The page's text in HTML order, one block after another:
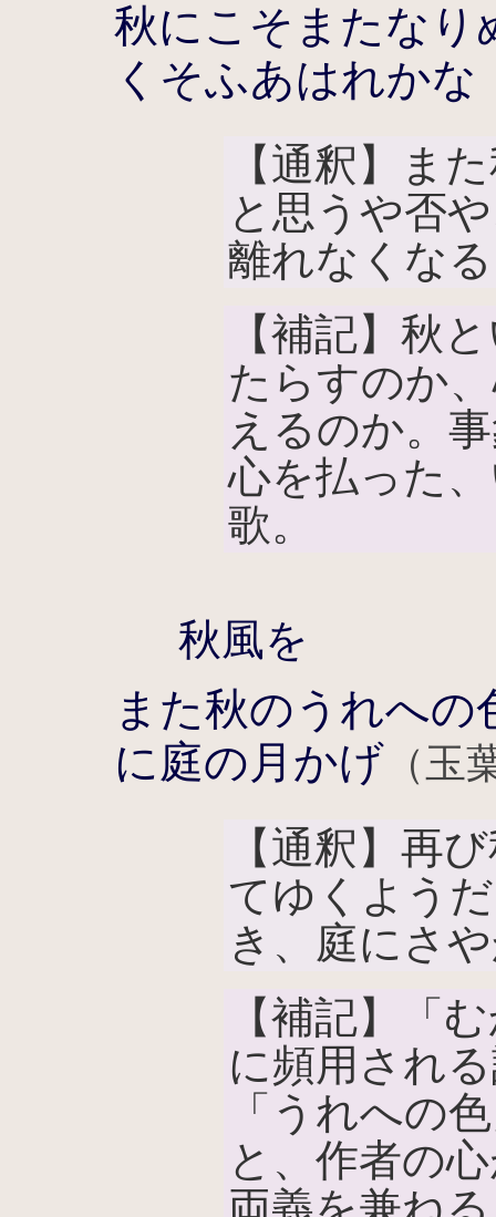
秋にこそまたなり
くそふあはれかな
【通釈】ま
と思うや否
離れなくな
【補記】秋
たらすのか
えるのか。
心を払った
歌。
秋風を
また秋のうれへ
に庭の月かげ （玉
【通釈】再
てゆくよう
き、庭にさ
【補記】「
に頻用され
「うれへの
と、作者の
両義を兼ね